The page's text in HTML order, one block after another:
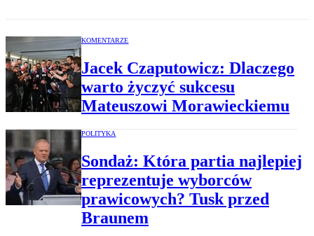
KOMENTARZE
Jacek Czaputowicz: Dlaczego
warto życzyć sukcesu
Mateuszowi Morawieckiemu
POLITYKA
Sondaż: Która partia najlepiej
reprezentuje wyborców
prawicowych? Tusk przed
Braunem